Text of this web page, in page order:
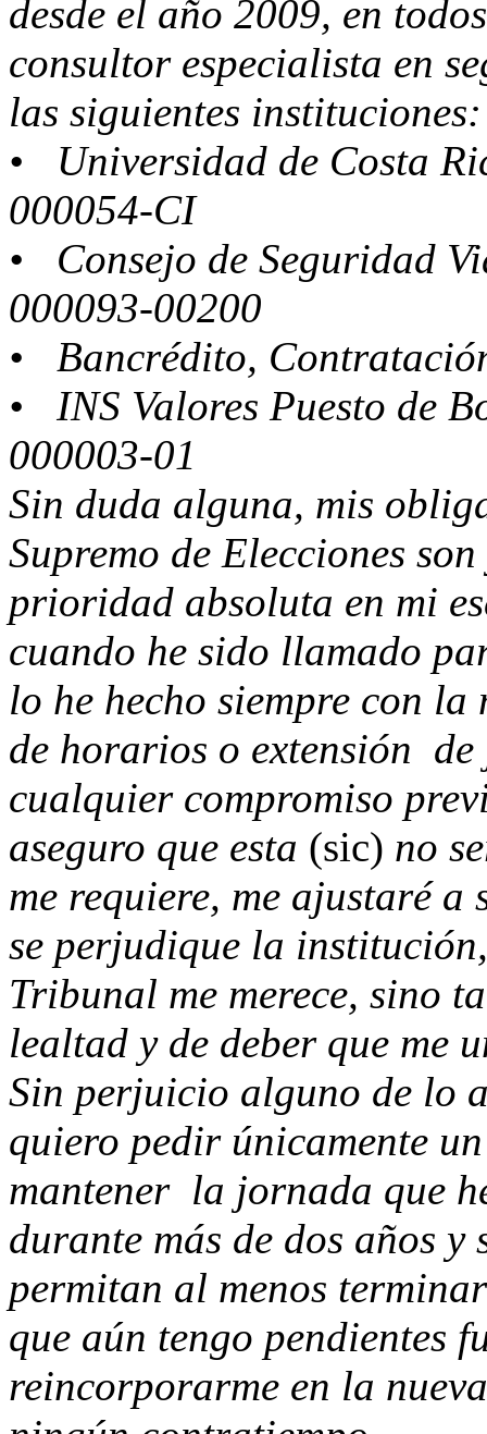
desde el año 2009, en
consultor especialista en
las siguientes instituciones:
• Universidad de Costa
000054-CI
• Consejo de Seguridad
000093-00200
• Bancrédito,
• INS Valores Puesto de
000003-01
Sin duda alguna, mis
Supremo de Elecciones
prioridad absoluta en mi
cuando he sido llamado
lo he hecho siempre con
de horarios o extensión
cualquier compromiso
aseguro que esta (sic) no
me requiere, me ajustaré a
se perjudique la
Tribunal me merece, sino
lealtad y de deber que me
Sin perjuicio alguno de lo
quiero pedir únicamente
mantener la jornada que
durante más de dos años y
permitan al menos
que aún tengo pendientes
reincorporarme en la